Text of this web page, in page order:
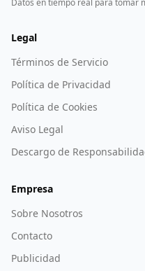
Datos en tiempo real para tomar
Legal
Términos de Servicio
Política de Privacidad
Política de Cookies
Aviso Legal
Descargo de
Empresa
Sobre Nosotros
Contacto
Publicidad